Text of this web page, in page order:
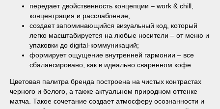
передает двойственность концепции – work & chill,
концентрация и расслабление;
создает запоминающийся визуальный код, который
легко масштабируется на любые носители – от меню и
упаковки до digital-коммуникаций;
формирует ощущение внутренней гармонии – все
сбалансировано, как в идеально сваренном кофе.
Цветовая палитра бренда построена на чистых контрастах
черного и белого, а также актуальном природном оттенке
матча. Такое сочетание создает атмосферу осознанности и